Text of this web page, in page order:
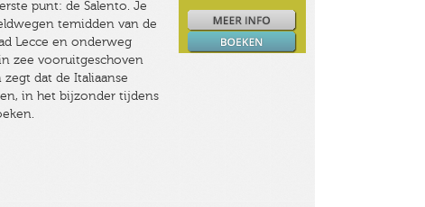
punt: de Salento. Je
temidden van de
Lecce en onderweg
zee vooruitgeschoven
dat de Italiaanse
in het bijzonder tijdens